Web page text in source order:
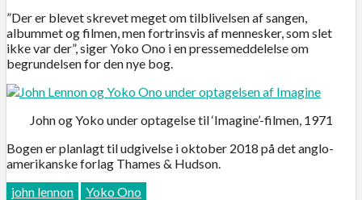
”Der er blevet skrevet meget om tilblivelsen af sangen,
albummet og filmen, men fortrinsvis af mennesker, som slet
ikke var der”, siger Yoko Ono i en pressemeddelelse om
begrundelsen for den nye bog.
John og Yoko under optagelse til ‘Imagine’-filmen, 1971
Bogen er planlagt til udgivelse i oktober 2018 på det anglo-
amerikanske forlag Thames & Hudson.
john lennon
Yoko Ono